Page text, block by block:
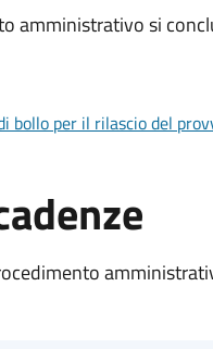
amministrativo si
bollo per il rilascio del